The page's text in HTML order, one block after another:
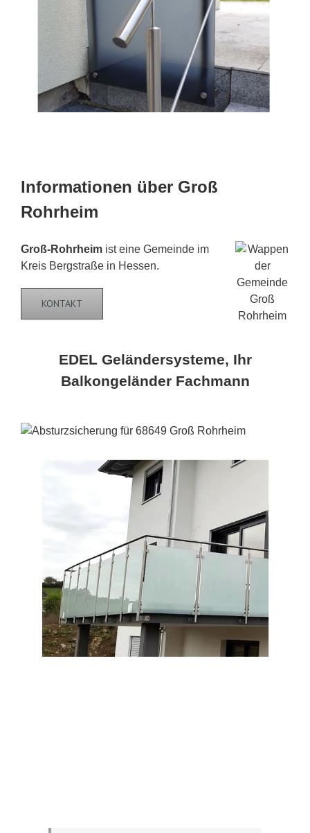
Informationen über Groß
Rohrheim
Groß-Rohrheim ist eine Gemeinde im
Kreis Bergstraße in Hessen.
KONTAKT
EDEL Geländersysteme, Ihr
Balkongeländer Fachmann